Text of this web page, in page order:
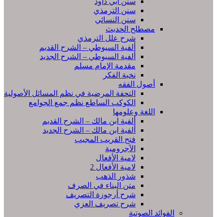
سنن الترمذي
سنن النسائي
مصطلح الحديث
شرح علل الترمذي
ألفية السيوطي – الشرح القديم
ألفية السيوطي – الشرح الجديد
مقدمة الإمام مسلم
نخبة الفكر
أصول الفقه
التحفة المرضية في نظم المسائل الأصولية
الكوكب الساطع نظم جمع الجوامع
اللغة وعلومها
ألفية ابن مالك – الشرح القديم
ألفية ابن مالك – الشرح الجديد
فتح القريب المجيب
الآجرومية
لامية الأفعال
لامية الأفعال 2
شذور الذهب
متن البناء في الصرف
شرح أرجوزة التصريف
شرح تصريف العزي
الفوائد الصوتية